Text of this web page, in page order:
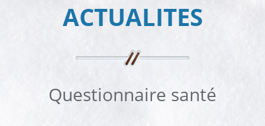
ACTUALITES
Questionnaire santé